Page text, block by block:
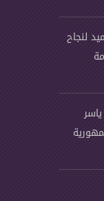
لنجاح